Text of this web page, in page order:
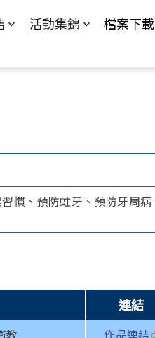
活動集錦 檔案下載
慣、預防蛀牙、預防牙周病
連結
教 作品連結